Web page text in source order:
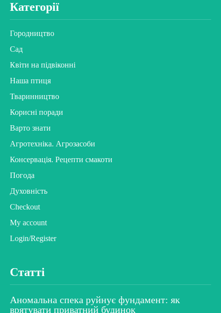
Категорії
Городництво
Сад
Квіти на підвіконні
Наша птиця
Тваринництво
Корисні поради
Варто знати
Агротехніка. Агрозасоби
Консервація. Рецепти смакоти
Погода
Духовність
Checkout
My account
Login/Register
Статті
Аномальна спека руйнує фундамент: як
врятувати приватний будинок